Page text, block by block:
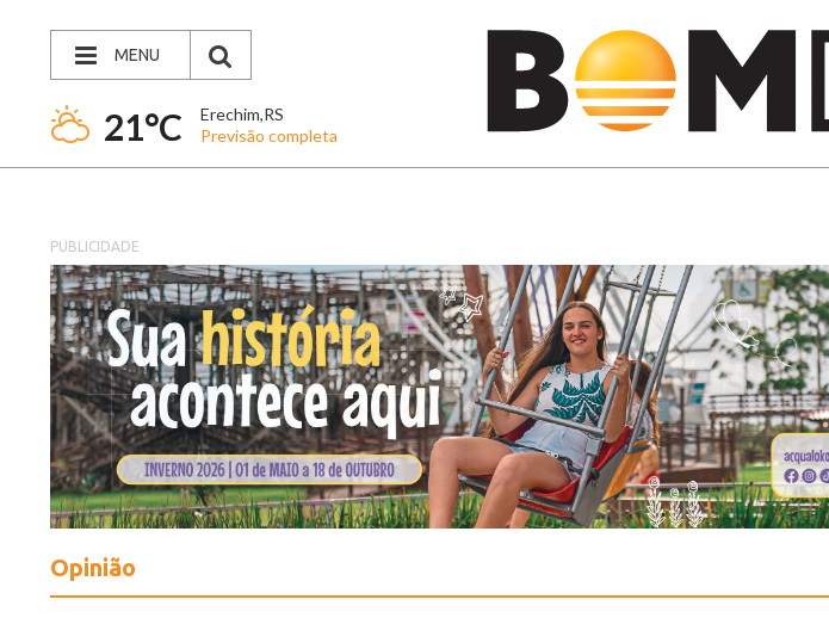
MENU
21°C
Erechim,RS
Previsão completa
PUBLICIDADE
Opinião